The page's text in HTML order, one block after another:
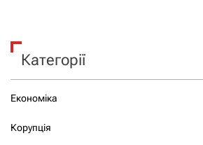
Категорії
Економіка
Корупція